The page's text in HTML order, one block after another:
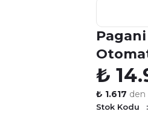
₺
₺ 1.617 den
Stok Kodu